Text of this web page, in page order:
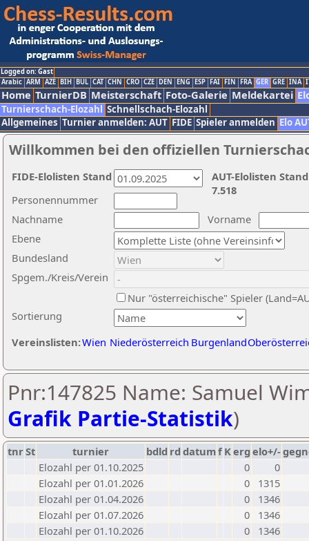
Logged on: Gast
Arabic ARM AZE BIH BUL CAT CHN CRO CZE DEN ENG ESP FAI FIN FRA GER GRE INA
Home TurnierDB Meisterschaft Foto-Galerie Meldekartei
Turnierschach-Elozahl Schnellschach-Elozahl
Allgemeines Turnier anmelden: AUT FIDE Spieler anmelden Elo
Willkommen bei den offiziellen
Nachname
Vorname
Ebene
Sortierung
Personennummer
Bundesland
Spgem./Kreis/Verein
Nur "österreichische" Spieler
Vereinslisten:Wien Niederösterreich Burgenland
AUT-Elolisten
7.518
FIDE-Elolisten Stand
Pnr:147825 Name: Samuel
Grafik Partie-Statistik)
tnrSt turnier bdld rd datumf Kerg elo+/-
Elozahl per 01.10.2025
0
0
Elozahl per 01.01.2026
0
1315
Elozahl per 01.04.2026
0
1346
Elozahl per 01.07.2026
0
1346
Elozahl per 01.10.2026
0 1346